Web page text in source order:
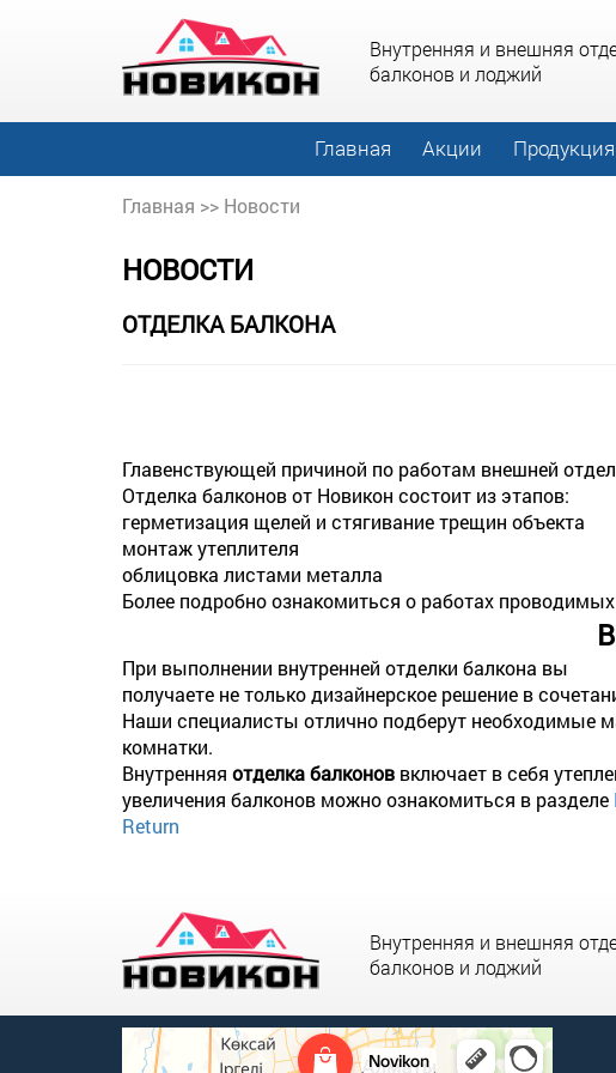
Внутренняя и внешняя
балконов и лоджий
Главная Акции Продукция
Главная >> Новости
НОВОСТИ
ОТДЕЛКА БАЛКОНА
Главенствующей причиной по работам внешней
Отделка балконов от Новикон состоит из этапов:
герметизация щелей и стягивание трещин объекта
монтаж утеплителя
облицовка листами металла
Более подробно ознакомиться о работах
При выполнении внутренней отделки балкона вы
получаете не только дизайнерское решение в
Наши специалисты отлично подберут необходимые
комнатки.
Внутренняя отделка балконов включает в себя
увеличения балконов можно ознакомиться в разделе
Return
Внутренняя и внешняя
балконов и лоджий